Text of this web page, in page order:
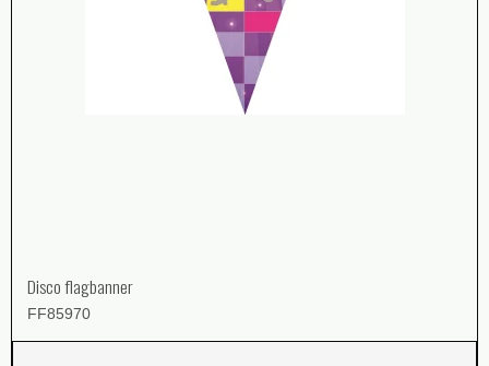
Disco flagbanner
FF85970